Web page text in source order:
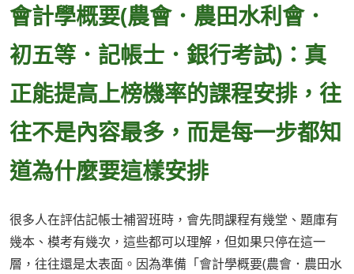
會計學概要(農會．農田水利會．
初五等．記帳士．銀行考試)：真
正能提高上榜機率的課程安排，往
往不是內容最多，而是每一步都知
道為什麼要這樣安排
很多人在評估記帳士補習班時，會先問課程有幾堂、題庫有
幾本、模考有幾次，這些都可以理解，但如果只停在這一
層，往往還是太表面。因為準備「會計學概要(農會．農田水